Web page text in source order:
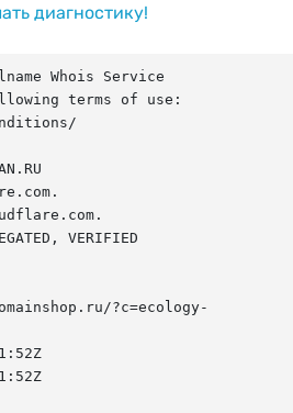
диагностику!
Whois Service
terms of use:
VERIFIED
?c=ecology-